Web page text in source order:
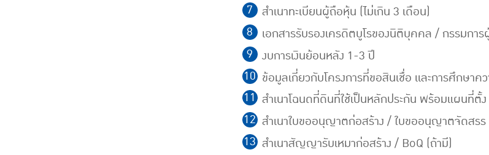
สำเนาทะเบียนผู้ถือหุ้น (ไม่เกิน 3 เดือน)
เอกสารรับรองเครดิตบูโรของนิติบุคคล / กรรมกา
งบการเงินย้อนหลัง 1-3 ปี
ข้อมูลเกี่ยวกับโครงการที่ขอสินเชื่อ และการศึกษาค
สำเนาโฉนดที่ดินที่ใช้เป็นหลักประกัน พร้อมแผนที่ตั้ง
สำเนาใบขออนุญาตก่อสร้าง / ใบขออนุญาตจัดสรร
สำเนาสัญญารับเหมาก่อสร้าง / BoQ (ถ้ามี)